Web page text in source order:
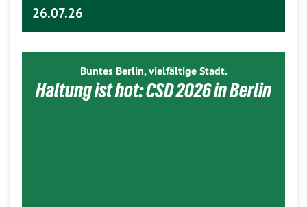
26.07.26
Buntes Berlin, vielfältige Stadt.
Haltung ist hot: CSD 2026 in Berlin